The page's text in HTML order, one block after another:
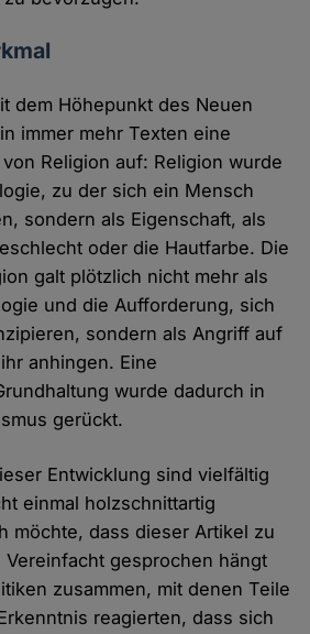
dem Höhepunkt des Neuen
immer mehr Texten eine
Religion auf: Religion wurde
zu der sich ein Mensch
sondern als Eigenschaft, als
oder die Hautfarbe. Die
galt plötzlich nicht mehr als
und die Aufforderung, sich
sondern als Angriff auf
anhingen. Eine
wurde dadurch in
gerückt.
Entwicklung sind vielfältig
einmal holzschnittartig
möchte, dass dieser Artikel zu
gesprochen hängt
zusammen, mit denen Teile
reagierten, dass sich